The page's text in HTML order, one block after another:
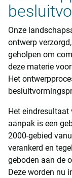
Onze
ontwerp
geholpen om
deze materie
Het
Het eindresultaat
aanpak is een
2000-gebied
verankerd en
geboden aan de
Deze worden nu